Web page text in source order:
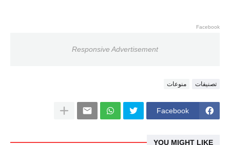
Facebook
Responsive Advertisement
تصنيفات منوعات
Facebook
YOU MIGHT LIKE